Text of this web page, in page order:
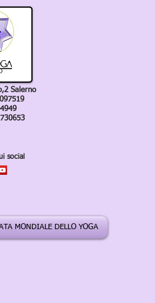
Salerno
social
MONDIALE DELLO YOGA